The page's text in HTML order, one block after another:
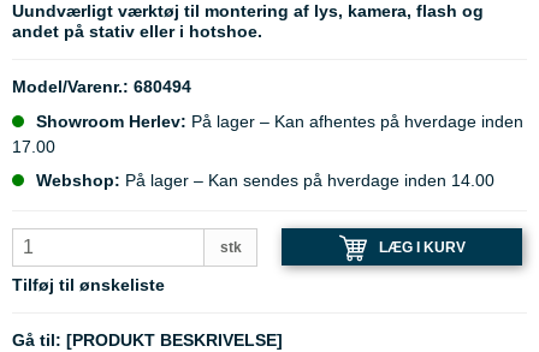
Uundværligt værktøj til montering af lys, kamera, flash og
andet på stativ eller i hotshoe.
Model/Varenr.: 680494
Showroom Herlev: På lager – Kan afhentes på hverdage inden
17.00
Webshop: På lager – Kan sendes på hverdage inden 14.00
stk LÆG I KURV
Tilføj til ønskeliste
Gå til: [PRODUKT BESKRIVELSE]